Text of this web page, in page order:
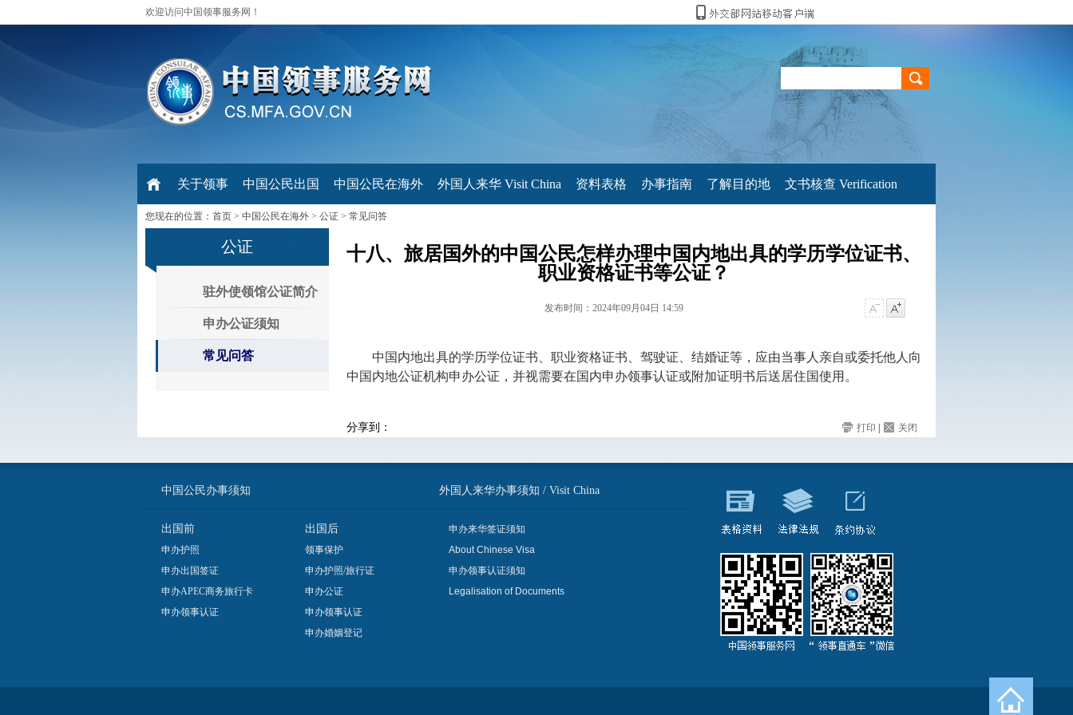
欢迎访问中国领事服务网！
关于领事 中国公民出国 中国公民在海外 外国人来华 Visit China 资料表格 办事指南 了解目的地 文书核查 Verification
您现在的位置： 首页 > 中国公民在海外 > 公证 > 常见问答
公证
驻外使领馆公证简介
申办公证须知
常见问答
十八、旅居国外的中国公民怎样办理中国内地出具的学历学位证书、
职业资格证书等公证？
发布时间：2024年09月04日 14:59
中国内地出具的学历学位证书、职业资格证书、驾驶证、结婚证等，应由当事人亲自或委托他人向
中国内地公证机构申办公证，并视需要在国内申办领事认证或附加证明书后送居住国使用。
分享到： 打印 关闭
中国公民办事须知 外国人来华办事须知 / Visit China
出国前
申办护照
申办出国签证
申办APEC商务旅行卡
申办领事认证
出国后
领事保护
申办护照/旅行证
申办公证
申办领事认证
申办婚姻登记
申办来华签证须知
About Chinese Visa
申办领事认证须知
Legalisation of Documents